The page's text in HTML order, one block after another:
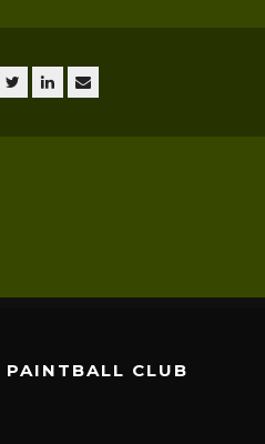
PAINTBALL CLUB